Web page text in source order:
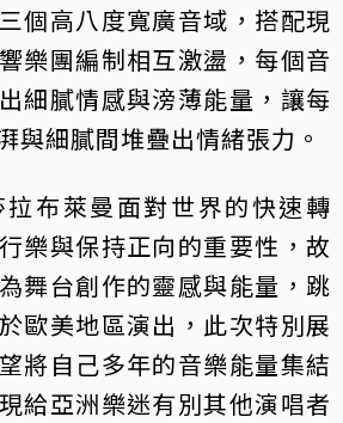
個高八度寬廣音域，搭配現
樂團編制相互激盪，每個音
細膩情感與滂薄能量，讓每
與細膩間堆疊出情緒張力。
布萊曼面對世界的快速轉
樂與保持正向的重要性，故
舞台創作的靈感與能量，跳
歐美地區演出，此次特別展
將自己多年的音樂能量集結
給亞洲樂迷有別其他演唱者